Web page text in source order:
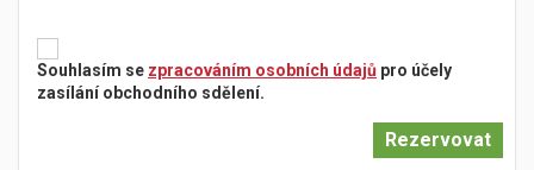
Souhlasím se zpracováním osobních údajů pro účely
zasílání obchodního sdělení.